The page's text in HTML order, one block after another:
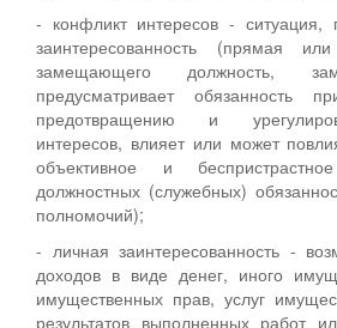
- конфликт интересов - ситуация,
заинтересованность (прямая
замещающего должность,
предусматривает обязанность
предотвращению и
интересов, влияет или может
объективное и
должностных (служебных)
полномочий);
- личная заинтересованность -
доходов в виде денег, иного
имущественных прав, услуг
результатов выполненных работ